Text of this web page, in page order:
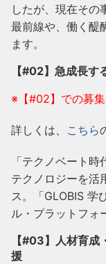
したが、現在その
最前線や、働く醍
ます。
【#02】急成長
※【#02】での募集
詳しくは、 こちら
「テクノベート時
テクノロジーを活
ス。「GLOBIS 学
ル・プラットフォ
【#03】人材育
援